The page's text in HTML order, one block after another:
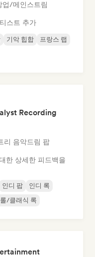
업/메인스트림
스트 추가
기악 힙합
프랑스 랩
Recording
리 음악드림 팝
한 상세한 피드백을
인디 팝
인디 록
/클래식 록